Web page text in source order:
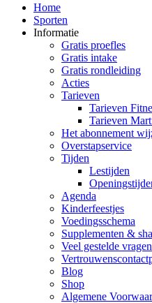
Home
Sporten
Informatie
Gratis proefles
Gratis intake
Gratis rondleiding
Acties
Tarieven
Tarieven
Tarieven
Het abonnement
Overstapservice
Tijden
Lestijden
Agenda
Kinderfeestjes
Voedingsschema
Supplementen &
Veel gestelde vragen
Blog
Shop
Algemene